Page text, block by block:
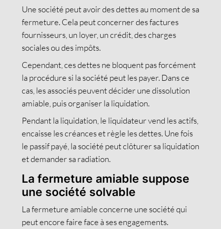
Une société peut avoir des dettes au moment de sa
fermeture. Cela peut concerner des factures
fournisseurs, un loyer, un crédit, des charges
sociales ou des impôts.
Cependant, ces dettes ne bloquent pas forcément
la procédure si la société peut les payer. Dans ce
cas, les associés peuvent décider une dissolution
amiable, puis organiser la liquidation.
Pendant la liquidation, le liquidateur vend les actifs,
encaisse les créances et règle les dettes. Une fois
le passif payé, la société peut clôturer sa liquidation
et demander sa radiation.
La fermeture amiable suppose
une société solvable
La fermeture amiable concerne une société qui
peut encore faire face à ses engagements.